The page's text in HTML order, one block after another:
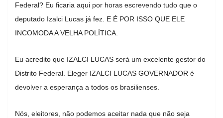
Federal? Eu ficaria aqui por horas escrevendo tudo que o
deputado Izalci Lucas já fez. E É POR ISSO QUE ELE
INCOMODA A VELHA POLÍTICA.
Eu acredito que IZALCI LUCAS será um excelente gestor do
Distrito Federal. Eleger IZALCI LUCAS GOVERNADOR é
devolver a esperança a todos os brasilienses.
Nós, eleitores, não podemos aceitar nada que não seja